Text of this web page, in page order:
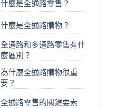
什麼是全通路零售？
什麼是全通路購物？
全通路和多通路零售有什
麼區別？
為什麼全通路購物很重
要？
全通路零售的關鍵要素